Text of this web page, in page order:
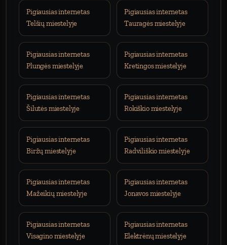
Pigiausias internetas
Telšių miestelyje
Pigiausias internetas
Tauragės miestelyje
Pigiausias internetas
Plungės miestelyje
Pigiausias internetas
Kretingos miestelyje
Pigiausias internetas
Šilutės miestelyje
Pigiausias internetas
Rokiškio miestelyje
Pigiausias internetas
Biržų miestelyje
Pigiausias internetas
Radviliškio miestelyje
Pigiausias internetas
Mažeikių miestelyje
Pigiausias internetas
Jonavos miestelyje
Pigiausias internetas
Visagino miestelyje
Pigiausias internetas
Elektrėnų miestelyje